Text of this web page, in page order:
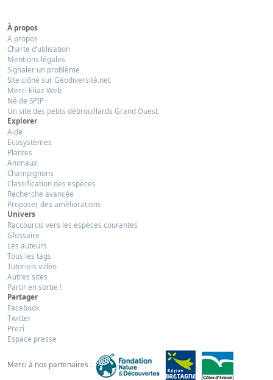
À propos
A propos
Charte d’utilisation
Mentions légales
Signaler un problème
Site clôné sur Géodiversité.net
Merci Eliaz Web
Né de SPIP
Un site des petits débrouillards Grand Ouest
Explorer
Aide
Ecosystèmes
Plantes
Animaux
Champignons
Classification des espèces
Recherche avancée
Proposer des améliorations
Univers
Raccourcis vers les espèces courantes
Glossaire
Les auteurs
Tous les tags
Tutoriels vidéo
Autres sites
Partir en sortie !
Partager
Facebook
Twitter
Prezi
Espace presse
Merci à nos partenaires :